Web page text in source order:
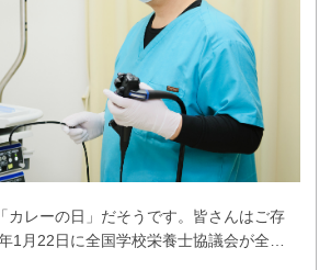
カレーの日」だそうです。皆さんはご存
1月22日に全国学校栄養士協議会が全…